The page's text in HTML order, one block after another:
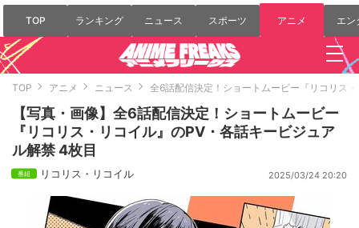
TOP ランキング ニュース スポーツ アニメ エン
TOP アニメ ニュース 全6話配信決定！ショートムービー『リコリス
【写真・画像】全6話配信決定！ショートムービー
『リコリス・リコイル』のPV・各話キービジュア
ル解禁 4枚目
リコリス・リコイル 2025/03/24 20:20